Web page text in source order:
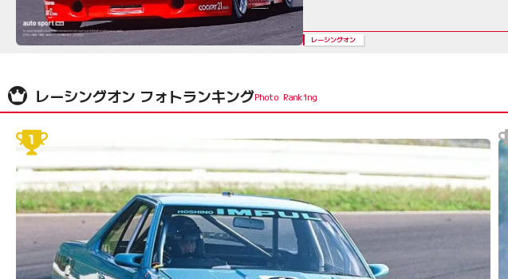
レーシングオン
レーシングオン フォトランキング